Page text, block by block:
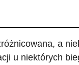
a
u niektórych